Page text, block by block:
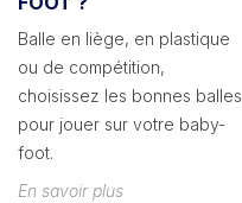
Balle en liège, en plastique
ou de compétition,
choisissez les bonnes balles
pour jouer sur votre baby-
foot.
En savoir plus